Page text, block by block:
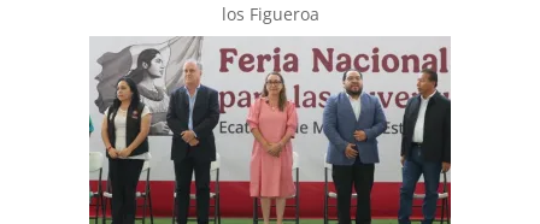
los Figueroa